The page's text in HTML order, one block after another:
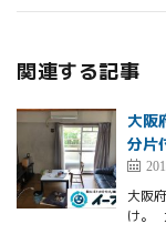
関連する記事
大阪
分片
大阪
け。